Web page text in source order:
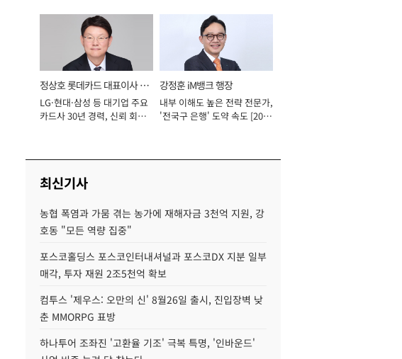
정상호 롯데카드 대표이사 사
장
LG·현대·삼성 등 대기업 주요
카드사 30년 경력, 신뢰 회복
강정훈 iM뱅크 행장
내부 이해도 높은 전략 전문가,
'전국구 은행' 도약 속도 [2026
최신기사
농협 폭염과 가뭄 겪는 농가에 재해자금 3천억 지원, 강
호동 "모든 역량 집중"
포스코홀딩스 포스코인터내셔널과 포스코DX 지분 일부
매각, 투자 재원 2조5천억 확보
컴투스 '제우스: 오만의 신' 8월26일 출시, 진입장벽 낮
춘 MMORPG 표방
하나투어 조좌진 '고환율 기조' 극복 특명, '인바운드'